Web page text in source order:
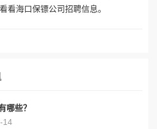
看海口保镖公司招聘信息。
哪些？
14